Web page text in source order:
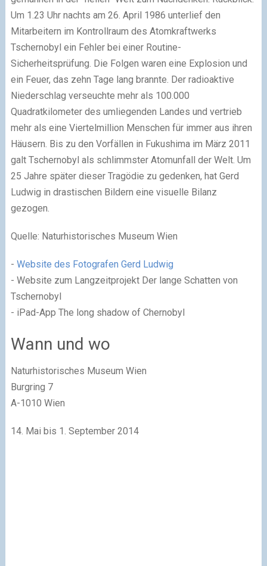
Um 1.23 Uhr nachts am 26. April 1986 unterlief den
Mitarbeitern im Kontrollraum des Atomkraftwerks
Tschernobyl ein Fehler bei einer Routine-
Sicherheitsprüfung. Die Folgen waren eine Explosion und
ein Feuer, das zehn Tage lang brannte. Der radioaktive
Niederschlag verseuchte mehr als 100.000
Quadratkilometer des umliegenden Landes und vertrieb
mehr als eine Viertelmillion Menschen für immer aus ihren
Häusern. Bis zu den Vorfällen in Fukushima im März 2011
galt Tschernobyl als schlimmster Atomunfall der Welt. Um
25 Jahre später dieser Tragödie zu gedenken, hat Gerd
Ludwig in drastischen Bildern eine visuelle Bilanz
gezogen.
Quelle: Naturhistorisches Museum Wien
- Website des Fotografen Gerd Ludwig
- Website zum Langzeitprojekt Der lange Schatten von
Tschernobyl
- iPad-App The long shadow of Chernobyl
Wann und wo
Naturhistorisches Museum Wien
Burgring 7
A-1010 Wien
14. Mai bis 1. September 2014